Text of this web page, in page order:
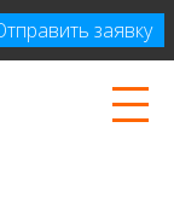
заявку